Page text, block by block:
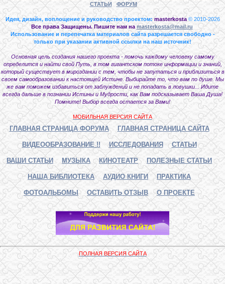
СТАТЬИ
ФОРУМ
Идея, дизайн, воплощение и руководство проектом: masterkosta © 2010-2026
Все права Защищены. Пишите нам на masterkosta@mail.ru
Использование и перепечатка материалов сайта разрешается свободно -
только при указании активной ссылки на наш источник!
Основная цель создания нашего проекта - помочь каждому человеку самому
определится и найти свой Путь, в том гигантском потоке информации и знаний,
который существует в мироздании с тем, чтобы не запутаться и приблизиться в
своем самообразовании к настоящей Истине. Выбирайте то, что вам по душе. Мы
же вам поможем избавиться от заблуждений и не попадать в ловушки... Идите
всегда дальше в познании Истины и Мудрости, как Вам подсказывает Ваша Душа!
Помните! Выбор всегда остается за Вами!
МОБИЛЬНАЯ ВЕРСИЯ САЙТА
ГЛАВНАЯ СТРАНИЦА ФОРУМА ГЛАВНАЯ СТРАНИЦА САЙТА
ВИДЕООБРАЗОВАНИЕ !! ИССЛЕДОВАНИЯ СТАТЬИ
ВАШИ СТАТЬИ МУЗЫКА КИНОТЕАТР ПОЛЕЗНЫЕ СТАТЬИ
НАША БИБЛИОТЕКА АУДИО КНИГИ ПРАКТИКА
ФОТОАЛЬБОМЫ ОСТАВИТЬ ОТЗЫВ О ПРОЕКТЕ
ПОЛНАЯ ВЕРСИЯ САЙТА